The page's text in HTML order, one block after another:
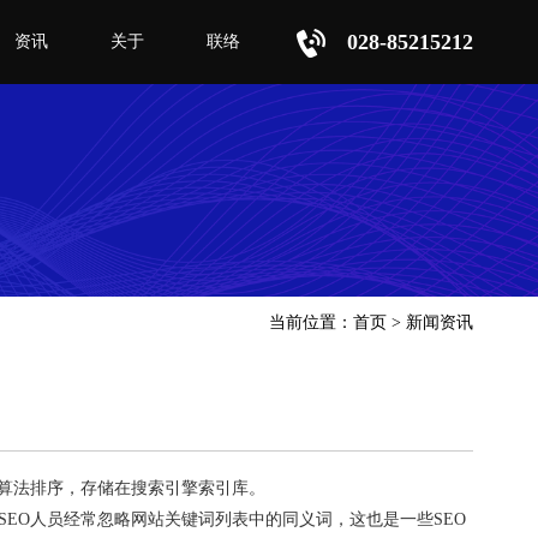
资讯 关于 联络 028-85215212
当前位置：首页 > 新闻资讯
排序，存储在搜索引擎索引库。
人员经常忽略网站关键词列表中的同义词，这也是一些SEO